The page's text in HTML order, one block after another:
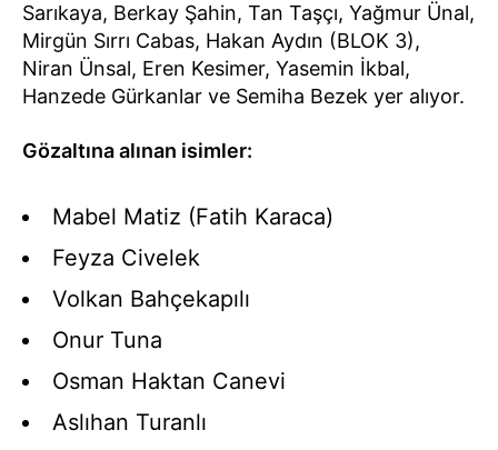
Sarıkaya, Berkay Şahin, Tan Taşçı, Yağmur Ünal,
Mirgün Sırrı Cabas, Hakan Aydın (BLOK 3),
Niran Ünsal, Eren Kesimer, Yasemin İkbal,
Hanzede Gürkanlar ve Semiha Bezek yer alıyor.
Gözaltına alınan isimler:
Mabel Matiz (Fatih Karaca)
Feyza Civelek
Volkan Bahçekapılı
Onur Tuna
Osman Haktan Canevi
Aslıhan Turanlı